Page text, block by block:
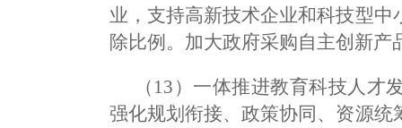
业，支持高新技术企业和科技型
除比例。加大政府采购自主创新产
（13）一体推进教育科技人
强化规划衔接、政策协同、资源